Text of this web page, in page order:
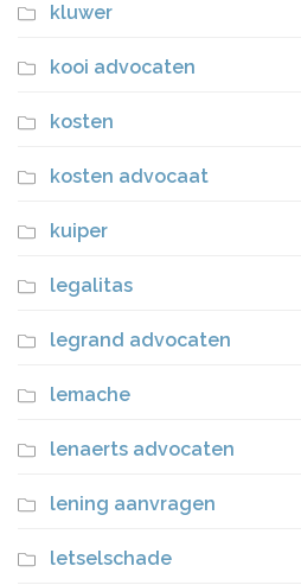
kluwer
kooi advocaten
kosten
kosten advocaat
kuiper
legalitas
legrand advocaten
lemache
lenaerts advocaten
lening aanvragen
letselschade